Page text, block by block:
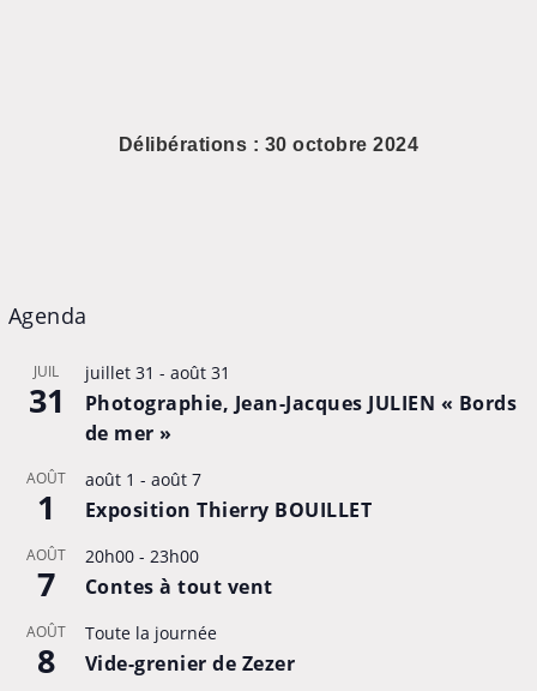
Délibérations : 30 octobre 2024
Agenda
JUIL
31
juillet 31 - août 31
Photographie, Jean-Jacques JULIEN « Bords
de mer »
AOÛT
1
août 1 - août 7
Exposition Thierry BOUILLET
AOÛT
7
20h00- 23h00
Contes à tout vent
AOÛT
8
Toute la journée
Vide-grenier de Zezer